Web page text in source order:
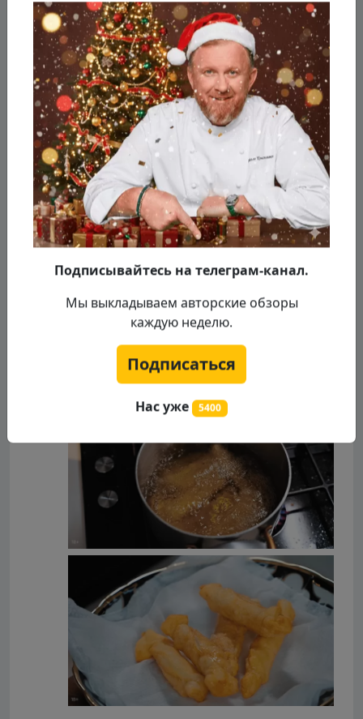
Раскатываем "квадратики", смазываем
их яйцом, заворачиваем сыр и сосиски
(по отдельности) в такие "конфетки".
Подписывайтесь на телеграм-канал.
Мы выкладываем авторские обзоры
каждую неделю.
Подписаться
Нас уже 5400